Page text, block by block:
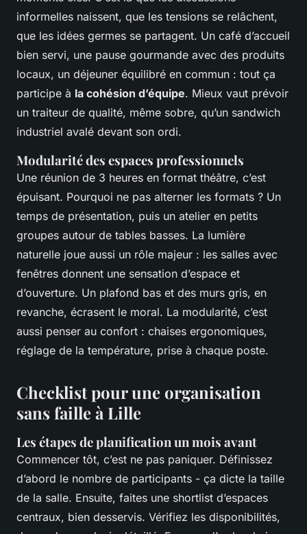
informelles naissent, que les tensions se relâchent,
que les idées germes se partagent. Un café d’accueil
bien servi, une pause gourmande avec des produits
locaux, un déjeuner équilibré en commun : tout ça
participe à la cohésion d’équipe. Mieux vaut prévoir
un traiteur de qualité, même sobre, qu’un sandwich
industriel avalé devant son ordi.
Modularité des espaces professionnels
Une réunion de 3 heures en format théâtre, c’est
épuisant. Pourquoi ne pas alterner les formats ? Un
temps de présentation, puis un atelier en petits
groupes autour de tables basses. La lumière
naturelle joue aussi un rôle majeur : les salles avec
fenêtres donnent une sensation d’espace et
d’ouverture. Un plafond bas et des murs gris, en
revanche, écrasent le moral. La modularité, c’est
aussi penser au confort : chaises ergonomiques,
réglage de la température, prise à chaque poste.
Checklist pour une organisation
sans faille à Lille
Les étapes de planification un mois avant
Commencer tôt, c’est ne pas paniquer. Définissez
d’abord le nombre de participants - ça dicte la taille
de la salle. Ensuite, faites une shortlist d’espaces
centraux, bien desservis. Vérifiez les disponibilités,